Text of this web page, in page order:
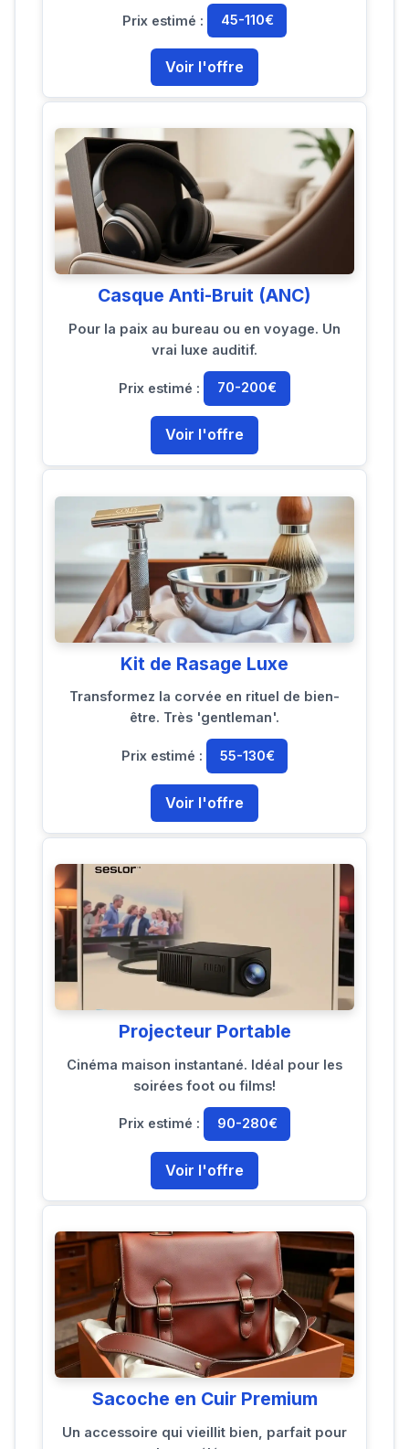
Prix estimé : 45-110€
Voir l'offre
Casque Anti-Bruit (ANC)
Pour la paix au bureau ou en voyage. Un
vrai luxe auditif.
Prix estimé : 70-200€
Voir l'offre
Kit de Rasage Luxe
Transformez la corvée en rituel de bien-
être. Très 'gentleman'.
Prix estimé : 55-130€
Voir l'offre
Projecteur Portable
Cinéma maison instantané. Idéal pour les
soirées foot ou films!
Prix estimé : 90-280€
Voir l'offre
Sacoche en Cuir Premium
Un accessoire qui vieillit bien, parfait pour